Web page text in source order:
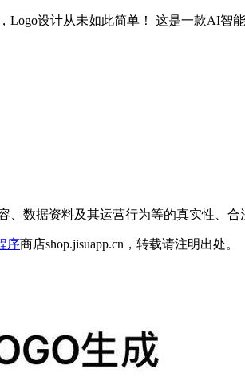
设计从未如此简单！ 这是一款AI智
数据资料及其运营行为等的真实性、合
序商店shop.jisuapp.cn，转载请注明出处。